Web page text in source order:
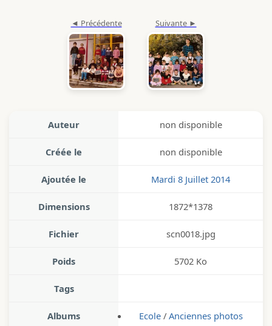
Auteur non disponible
Créée le non disponible
Ajoutée le Mardi 8 Juillet 2014
Dimensions 1872*1378
Fichier scn0018.jpg
Poids 5702 Ko
Tags
Albums Ecole/ Anciennes photos